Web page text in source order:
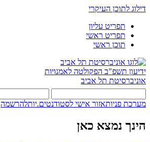
דילוג לתוכן העיקרי
תפריט עליון
תפריט ראשי
תוכן ראשי
ידיעון תשפ"ב הפקולטה לאמנויות
אוניברסיטת תל אביב
מערכת פניותאזור אישי לסטודנטים.יותלהרשמה
הינך נמצא כאן